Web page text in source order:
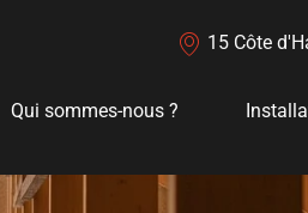
15 Côte
Qui sommes-nous ?